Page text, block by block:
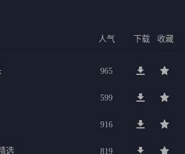
人气 下载 收藏
965
599
916
选 819